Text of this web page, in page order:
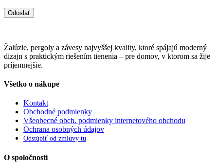
Odoslať
Žalúzie, pergoly a závesy najvyššej kvality, ktoré spájajú moderný
dizajn s praktickým riešením tienenia – pre domov, v ktorom sa žije
príjemnejšie.
Všetko o nákupe
Kontakt
Obchodné podmienky
Všeobecné obch. podmienky internetového obchodu
Ochrana osobných údajov
Odstúpiť od zmluvy tu
O spoločnosti